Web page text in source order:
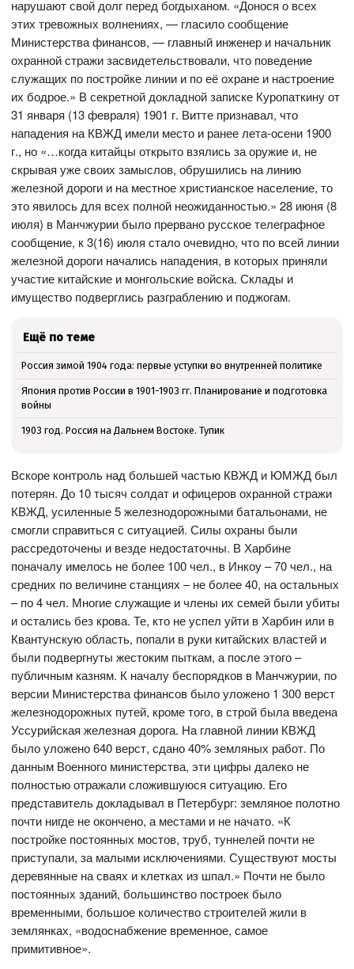
нарушают свой долг перед богдыханом. «Донося о всех
этих тревожных волнениях, — гласило сообщение
Министерства финансов, — главный инженер и начальник
охранной стражи засвидетельствовали, что поведение
служащих по постройке линии и по её охране и настроение
их бодрое.» В секретной докладной записке Куропаткину от
31 января (13 февраля) 1901 г. Витте признавал, что
нападения на КВЖД имели место и ранее лета-осени 1900
г., но «…когда китайцы открыто взялись за оружие и, не
скрывая уже своих замыслов, обрушились на линию
железной дороги и на местное христианское население, то
это явилось для всех полной неожиданностью.» 28 июня (8
июля) в Манчжурии было прервано русское телеграфное
сообщение, к 3(16) июля стало очевидно, что по всей линии
железной дороги начались нападения, в которых приняли
участие китайские и монгольские войска. Склады и
имущество подверглись разграблению и поджогам.
Ещё по теме
Россия зимой 1904 года: первые уступки во внутренней политике
Япония против России в 1901-1903 гг. Планирование и подготовка
войны
1903 год. Россия на Дальнем Востоке. Тупик
Вскоре контроль над большей частью КВЖД и ЮМЖД был
потерян. До 10 тысяч солдат и офицеров охранной стражи
КВЖД, усиленные 5 железнодорожными батальонами, не
смогли справиться с ситуацией. Силы охраны были
рассредоточены и везде недостаточны. В Харбине
поначалу имелось не более 100 чел., в Инкоу – 70 чел., на
средних по величине станциях – не более 40, на остальных
– по 4 чел. Многие служащие и члены их семей были убиты
и остались без крова. Те, кто не успел уйти в Харбин или в
Квантунскую область, попали в руки китайских властей и
были подвергнуты жестоким пыткам, а после этого –
публичным казням. К началу беспорядков в Манчжурии, по
версии Министерства финансов было уложено 1 300 верст
железнодорожных путей, кроме того, в строй была введена
Уссурийская железная дорога. На главной линии КВЖД
было уложено 640 верст, сдано 40% земляных работ. По
данным Военного министерства, эти цифры далеко не
полностью отражали сложившуюся ситуацию. Его
представитель докладывал в Петербург: земляное полотно
почти нигде не окончено, а местами и не начато. «К
постройке постоянных мостов, труб, туннелей почти не
приступали, за малыми исключениями. Существуют мосты
деревянные на сваях и клетках из шпал.» Почти не было
постоянных зданий, большинство построек было
временными, большое количество строителей жили в
землянках, «водоснабжение временное, самое
примитивное».